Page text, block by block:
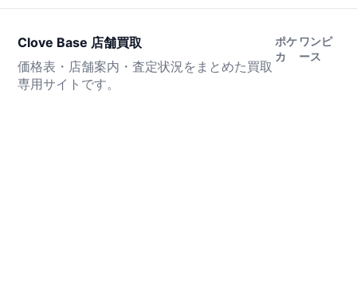
Clove Base 店舗買取
価格表・店舗案内・査定状況をまとめた買取
専用サイトです。
ポケ
カ
ワンピ
ース